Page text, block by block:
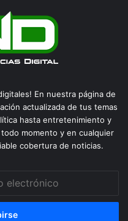
En nuestra página de
actualizada de tus temas
hasta entretenimiento y
momento y en cualquier
cobertura de noticias.